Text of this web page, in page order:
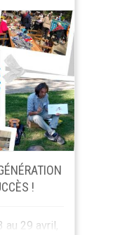
soins...
!
au 29 avril,